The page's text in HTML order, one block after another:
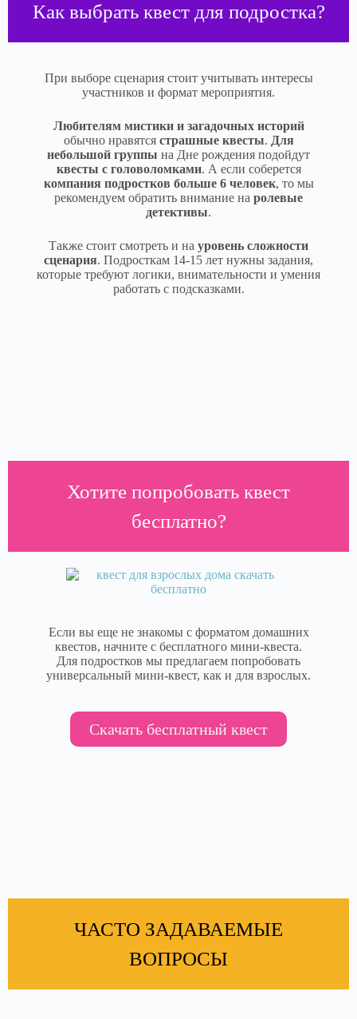
Как выбрать квест для подростка?
При выборе сценария стоит учитывать интересы
участников и формат мероприятия.
Любителям мистики и загадочных историй
обычно нравятся страшные квесты. Для
небольшой группы на Дне рождения подойдут
квесты с головоломками. А если соберется
компания подростков больше 6 человек, то мы
рекомендуем обратить внимание на ролевые
детективы.
Также стоит смотреть и на уровень сложности
сценария. Подросткам 14-15 лет нужны задания,
которые требуют логики, внимательности и умения
работать с подсказками.
Хотите попробовать квест
бесплатно?
Если вы еще не знакомы с форматом домашних
квестов, начните с бесплатного мини-квеста.
Для подростков мы предлагаем попробовать
универсальный мини-квест, как и для взрослых.
Скачать бесплатный квест
ЧАСТО ЗАДАВАЕМЫЕ
ВОПРОСЫ